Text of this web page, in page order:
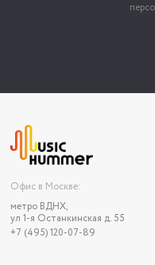
Офис в Москве:
метро ВДНХ,
ул 1-я Останкинская д. 55
+7 (495) 120-07-89